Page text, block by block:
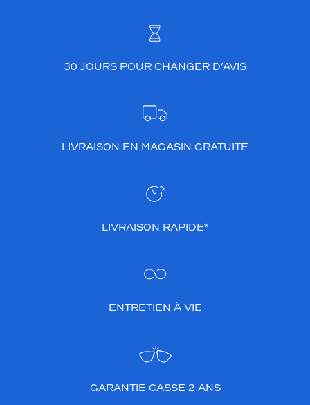
30 JOURS POUR CHANGER D’AVIS
LIVRAISON EN MAGASIN GRATUITE
LIVRAISON RAPIDE*
ENTRETIEN À VIE
GARANTIE CASSE 2 ANS